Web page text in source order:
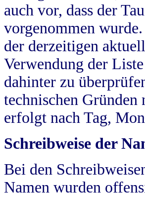
auch vor, dass der
vorgenommen
der derzeitigen
Verwendung der
dahinter zu
technischen
erfolgt nach Tag,
Schreibweise der
Bei den
Namen wurden